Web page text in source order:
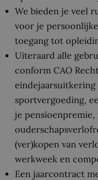
We bieden je veel
voor je
toegang tot
Uiteraard alle
conform CAO
eindejaarsuitkering
sportvergoeding,
je pensioenpremie,
(ver)kopen van
werkweek en
Een jaarcontract